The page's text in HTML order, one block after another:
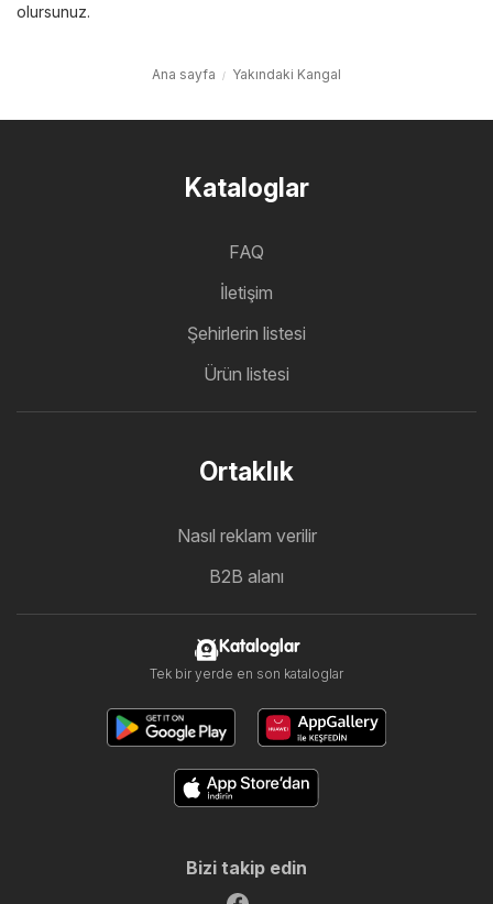
olursunuz.
Ana sayfa Yakındaki Kangal
Kataloglar
FAQ
İletişim
Şehirlerin listesi
Ürün listesi
Ortaklık
Nasıl reklam verilir
B2B alanı
Kataloglar
Tek bir yerde en son kataloglar
Bizi takip edin